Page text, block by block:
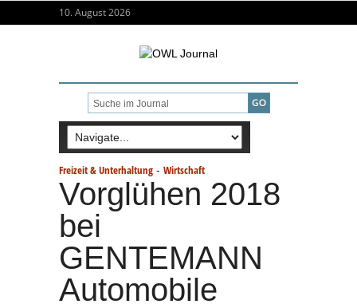
10. August 2026
Freizeit & Unterhaltung - Wirtschaft
Vorglühen 2018
bei
GENTEMANN
Automobile 